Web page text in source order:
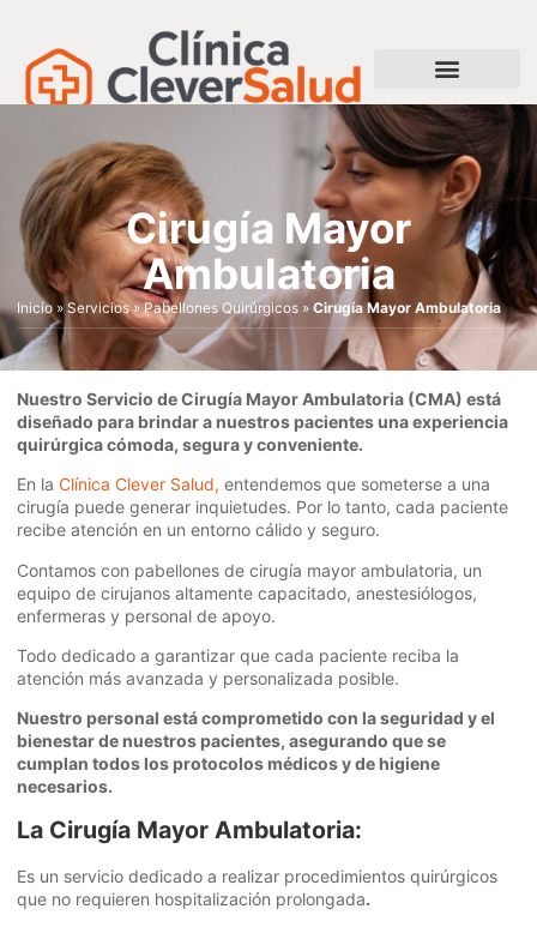
Cirugía Mayor
Ambulatoria
Inicio » Servicios»Pabellones Quirúrgicos » Cirugía Mayor Ambulatoria
Nuestro Servicio de Cirugía Mayor Ambulatoria (CMA) está
diseñado para brindar a nuestros pacientes una experiencia
quirúrgica cómoda, segura y conveniente.
En la Clínica Clever Salud, entendemos que someterse a una
cirugía puede generar inquietudes. Por lo tanto, cada paciente
recibe atención en un entorno cálido y seguro.
Contamos con pabellones de cirugía mayor ambulatoria, un
equipo de cirujanos altamente capacitado, anestesiólogos,
enfermeras y personal de apoyo.
Todo dedicado a garantizar que cada paciente reciba la
atención más avanzada y personalizada posible.
Nuestro personal está comprometido con la seguridad y el
bienestar de nuestros pacientes, asegurando que se
cumplan todos los protocolos médicos y de higiene
necesarios.
La Cirugía Mayor Ambulatoria:
Es un servicio dedicado a realizar procedimientos quirúrgicos
que no requieren hospitalización prolongada.